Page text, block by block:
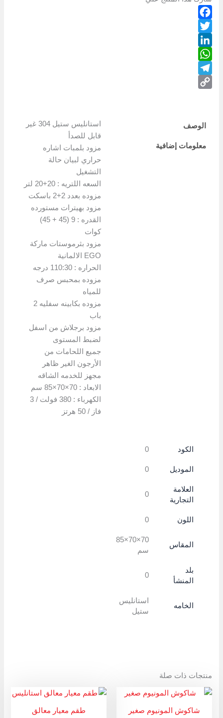
Facebook
Twitter
LinkedIn
WhatsApp
Telegram
الوصف
معلومات إضافية
استانليس ستيل 304 غير
قابل للصدأ
مزود بلمبات اشاره
حراري لبيان حالة
التشغيل
السعه اللتريه : 20+20 لتر
مزوده بعدد 2+2 باسكت
مزود بهيترات مستورده
القدره : 9 (45 + 45)
كوات
مزود بثرموستات ماركة
EGO الالمانية
الحراره : 110:30 درجه
مزوده بمحبس صرف
للمياه
مزوده بكابينه سفليه 2
باب
مزود برجلاش من اسفل
لضبط المستوى
جميع اللحامات من
الأرجون الغير ظاهر
مجهز للخدمه الشاقه
الابعاد : 70×70×85 سم
الكهرباء : 380 فولت / 3
فاز / 50 هرتز
الكود 0
الموديل 0
العلامة
التجارية
0
اللون 0
المقاس
70×70×85
سم
بلد
المنشأ
0
الخامه
استانليس
ستيل
منتجات ذات صلة
شاكوش المونيوم صغير
طقم معيار معالق